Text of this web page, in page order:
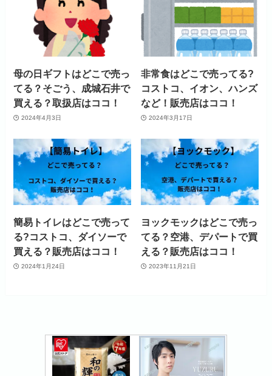
母の日ギフトはどこで売っ
てる？そごう、成城石井で
買える？取扱店はココ！
2024年4月3日
非常食はどこで売ってる?
コストコ、イオン、ハンズ
など！販売店はココ！
2024年3月17日
簡易トイレはどこで売って
る?コストコ、ダイソーで
買える？販売店はココ！
2024年1月24日
ヨックモックはどこで売っ
てる？空港、デパートで買
える？販売店はココ！
2023年11月21日